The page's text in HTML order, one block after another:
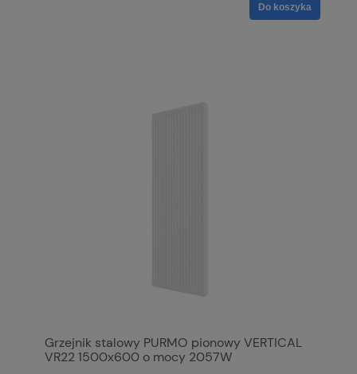
Do koszyka
Grzejnik stalowy PURMO pionowy VERTICAL
VR22 1500x600 o mocy 2057W